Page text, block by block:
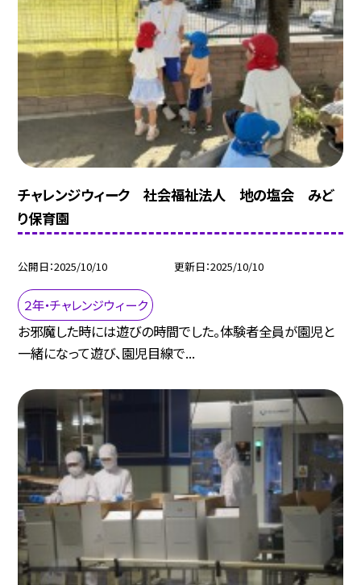
チャレンジウィーク 社会福祉法人 地の塩会 みど
り保育園
公開日 2025/10/10 更新日 2025/10/10
２年・チャレンジウィーク
お邪魔した時には遊びの時間でした。体験者全員が園児と
一緒になって遊び、園児目線で...